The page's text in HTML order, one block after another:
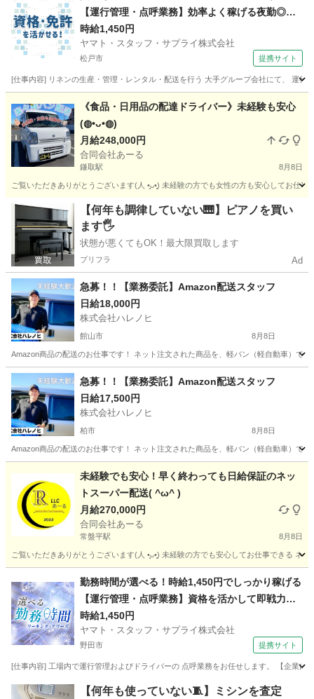
【運行管理・点呼業務】効率よく稼げる夜勤◎空
調完備で快適
時給1,450円
ヤマト・スタッフ・サプライ株式会社
松戸市 提携サイト
[仕事内容] リネンの生産・管理・レンタル・配送を行う 大手グループ会社にて、 運
ドライバー
《食品・日用品の配達ドライバー》未経験も安心
(⁠◍⁠•⁠ᴗ⁠•⁠◍⁠)
月給248,000円
合同会社あーる
鎌取駅 8月8日
ご覧いただきありがとうございます(⁠人⁠ ⁠•͈⁠ᴗ⁠•͈⁠) 未経験の方でも女性の方も安心してお仕
千葉 千葉市 鎌取駅 ドライバー 業務委託契約
【何年も調律していない🎹】ピアノを買い
ます🖐️
状態が悪くてもOK！最大限買取します
プリフラ Ad
急募！！【業務委託】Amazon配送スタッフ
日給18,000円
株式会社ハレノヒ
館山市 8月8日
Amazon商品の配送のお仕事です！ ネット注文された商品を、軽バン（軽自動車）で
千葉 館山市 配送 スタッフ
急募！！【業務委託】Amazon配送スタッフ
日給17,500円
株式会社ハレノヒ
柏市 8月8日
Amazon商品の配送のお仕事です！ ネット注文された商品を、軽バン（軽自動車）で
配送 スタッフ
未経験でも安心！早く終わっても日給保証のネッ
トスーパー配送( ^ω^ )
月給270,000円
合同会社あーる
常盤平駅 8月8日
ご覧いただきありがとうございます(⁠人⁠ ⁠•͈⁠ᴗ⁠•͈⁠) 未経験の方でも安心してお仕事できる
常盤平駅 配送 ネットスーパー
勤務時間が選べる！時給1,450円でしっかり稼げる
【運行管理・点呼業務】資格を活かして即戦力に
なれる
時給1,450円
ヤマト・スタッフ・サプライ株式会社
野田市 提携サイト
[仕事内容] 工場内で運行管理およびドライバーの 点呼業務をお任せします。 【企業
千葉 野田市 ドライバー
【何年も使っていない🧵】ミシンを査定